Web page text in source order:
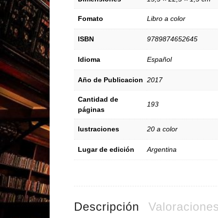
Fomato Libro a color
ISBN 9789874652645
Idioma Español
Año de Publicacion 2017
Cantidad de
páginas
193
Iustraciones 20 a color
Lugar de edición Argentina
Descripción